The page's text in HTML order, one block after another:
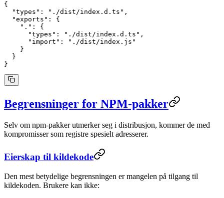
{
  "types"
: "./dist/index.d.ts" ,
  "exports"
: {
    "."
: {
      "types"
: "./dist/index.d.ts" ,
      "import"
:
"./dist/index.js"
    }
  }
}
Begrensninger for NPM-pakker
Selv om npm-pakker utmerker seg i distribusjon, kommer de med
kompromisser som registre spesielt adresserer.
Eierskap til kildekode
Den mest betydelige begrensningen er mangelen på tilgang til
kildekoden. Brukere kan ikke: